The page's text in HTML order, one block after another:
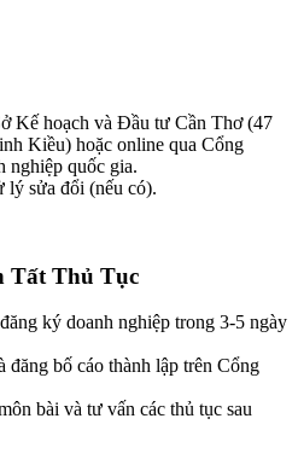
Kế hoạch và Đầu tư Cần Thơ (47
Kiều) hoặc online qua Cổng
nghiệp quốc gia.
lý sửa đổi (nếu có).
Tất Thủ Tục
ký doanh nghiệp trong 3-5 ngày
đăng bố cáo thành lập trên Cổng
bài và tư vấn các thủ tục sau